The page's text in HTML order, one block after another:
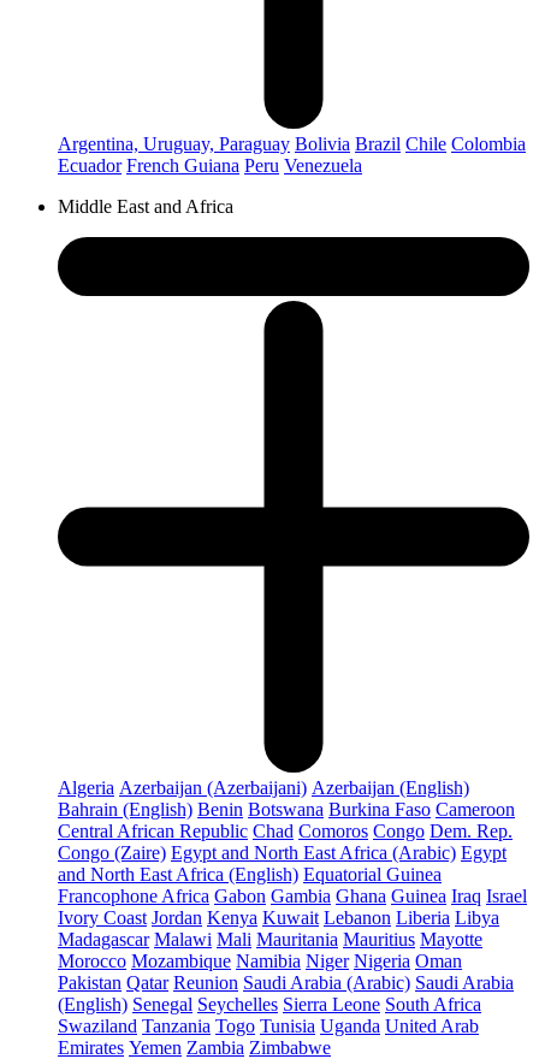
Argentina, Uruguay, Paraguay Bolivia Brazil Chile Colombia
Ecuador French Guiana Peru Venezuela
Middle East and Africa
Algeria Azerbaijan (Azerbaijani) Azerbaijan (English)
Bahrain (English) Benin Botswana Burkina Faso Cameroon
Central African Republic Chad Comoros Congo Dem. Rep.
Congo (Zaire) Egypt and North East Africa (Arabic) Egypt
and North East Africa (English) Equatorial Guinea
Francophone Africa Gabon Gambia Ghana Guinea Iraq Israel
Ivory Coast Jordan Kenya Kuwait Lebanon Liberia Libya
Madagascar Malawi Mali Mauritania Mauritius Mayotte
Morocco Mozambique Namibia Niger Nigeria Oman
Pakistan Qatar Reunion Saudi Arabia (Arabic) Saudi Arabia
(English) Senegal Seychelles Sierra Leone South Africa
Swaziland Tanzania Togo Tunisia Uganda United Arab
Emirates Yemen Zambia Zimbabwe